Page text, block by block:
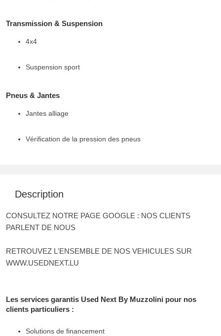
Transmission & Suspension
4x4
Suspension sport
Pneus & Jantes
Jantes alliage
Vérification de la pression des pneus
Description
CONSULTEZ NOTRE PAGE GOOGLE : NOS CLIENTS
PARLENT DE NOUS
RETROUVEZ L'ENSEMBLE DE NOS VEHICULES SUR
WWW.USEDNEXT.LU
Les services garantis Used Next By Muzzolini pour nos
clients particuliers :
Solutions de financement